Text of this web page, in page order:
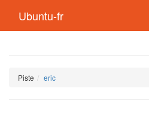
Ubuntu-fr
Piste eric